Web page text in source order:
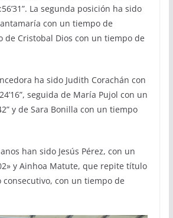
La segunda posición ha sido
con un tiempo de
de Cristobal Dios con un tiempo de
ha sido Judith Corachán con
seguida de María Pujol con un
y de Sara Bonilla con un tiempo
han sido Jesús Pérez, con un
y Ainhoa Matute, que repite título
consecutivo, con un tiempo de